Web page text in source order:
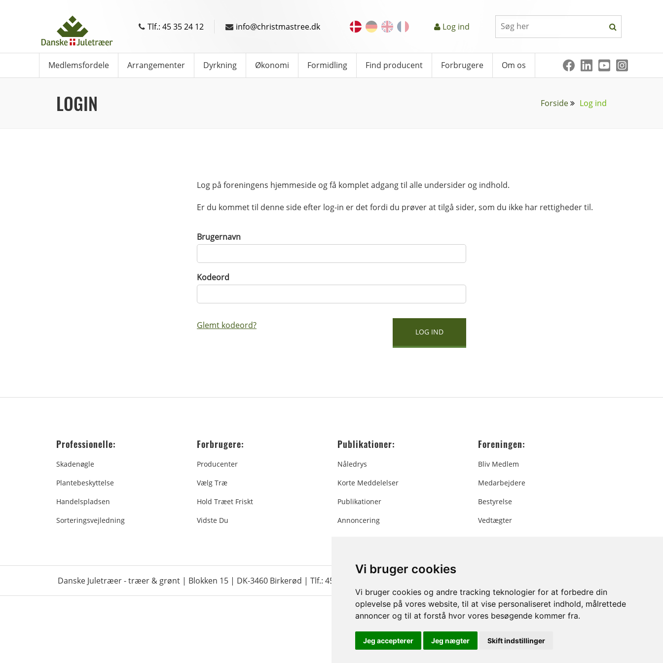
Vi bruger cookies
Vi bruger cookies og andre tracking teknologier for at forbedre din
oplevelse på vores website, til at vise personaliseret indhold, målrettede
annoncer og til at forstå hvor vores besøgende kommer fra.
Jeg accepterer Jeg nægter Skift indstillinger
Tlf.: 45 35 24 12 info@christmastree.dk Log ind
Medlemsfordele Arrangementer Dyrkning Økonomi Formidling Find producent Forbrugere Om os
LOGIN Forside Log ind
Log på foreningens hjemmeside og få komplet adgang til alle undersider og indhold.
Er du kommet til denne side efter log-in er det fordi du prøver at tilgå sider, som du ikke har rettigheder til.
Brugernavn
Kodeord
Glemt kodeord?
Professionelle:
Skadenøgle
Plantebeskyttelse
Handelspladsen
Sorteringsvejledning
Forbrugere:
Producenter
Vælg Træ
Hold Træet Friskt
Vidste Du
Publikationer:
Nåledrys
Korte Meddelelser
Publikationer
Annoncering
Foreningen:
Bliv Medlem
Medarbejdere
Bestyrelse
Vedtægter
Danske Juletræer - træer & grønt | Blokken 15 | DK-3460 Birkerød | Tlf.: 45 35 24 12